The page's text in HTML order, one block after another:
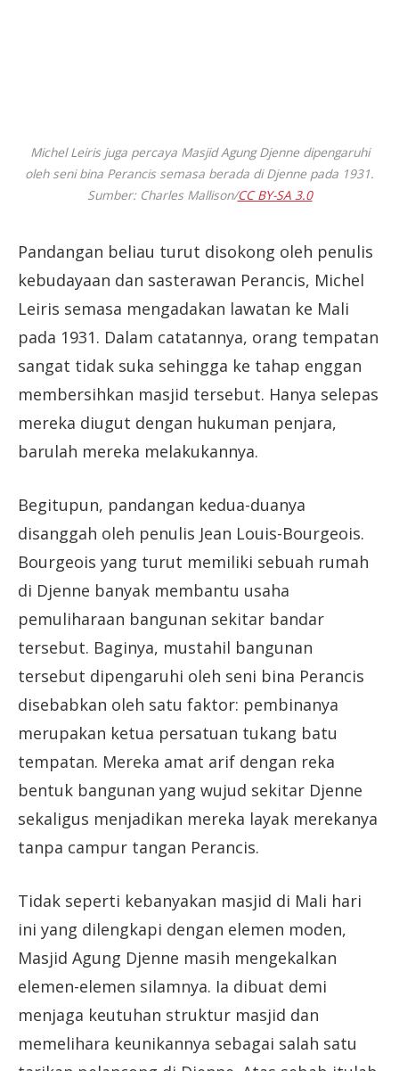
Michel Leiris juga percaya Masjid Agung Djenne dipengaruhi
oleh seni bina Perancis semasa berada di Djenne pada 1931.
Sumber: Charles Mallison/CC BY-SA 3.0
Pandangan beliau turut disokong oleh penulis
kebudayaan dan sasterawan Perancis, Michel
Leiris semasa mengadakan lawatan ke Mali
pada 1931. Dalam catatannya, orang tempatan
sangat tidak suka sehingga ke tahap enggan
membersihkan masjid tersebut. Hanya selepas
mereka diugut dengan hukuman penjara,
barulah mereka melakukannya.
Begitupun, pandangan kedua-duanya
disanggah oleh penulis Jean Louis-Bourgeois.
Bourgeois yang turut memiliki sebuah rumah
di Djenne banyak membantu usaha
pemuliharaan bangunan sekitar bandar
tersebut. Baginya, mustahil bangunan
tersebut dipengaruhi oleh seni bina Perancis
disebabkan oleh satu faktor: pembinanya
merupakan ketua persatuan tukang batu
tempatan. Mereka amat arif dengan reka
bentuk bangunan yang wujud sekitar Djenne
sekaligus menjadikan mereka layak merekanya
tanpa campur tangan Perancis.
Tidak seperti kebanyakan masjid di Mali hari
ini yang dilengkapi dengan elemen moden,
Masjid Agung Djenne masih mengekalkan
elemen-elemen silamnya. Ia dibuat demi
menjaga keutuhan struktur masjid dan
memelihara keunikannya sebagai salah satu